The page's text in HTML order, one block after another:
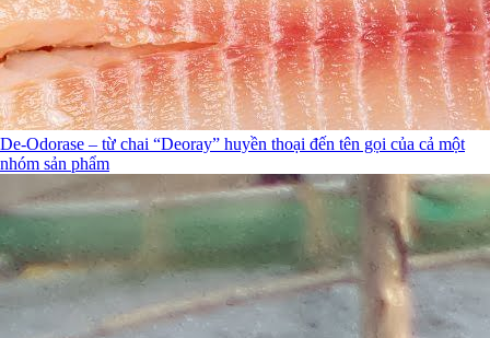
De-Odorase – từ chai “Deoray” huyền thoại đến tên gọi của cả một
nhóm sản phẩm